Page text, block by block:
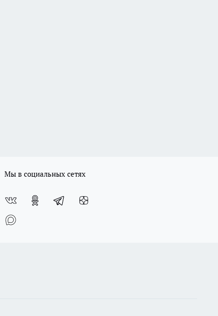
Мы в социальных сетях